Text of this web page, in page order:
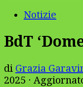
Notizie
BdT
di Grazia
2025 ·